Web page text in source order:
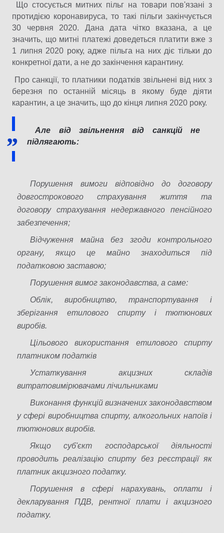
Що стосується митних пільг на товари пов'язані з
протидією коронавируса, то такі пільги закінчується
30 червня 2020. Дана дата чітко вказана, а це
значить, що митні платежі доведеться платити вже з
1 липня 2020 року, адже пільга на них діє тільки до
конкретної дати, а не до закінчення карантину.
Про санкції, то платники податків звільнені від них з
березня по останній місяць в якому буде діяти
карантин, а це значить, що до кінця липня 2020 року.
Але від звільнення від санкцій не
підлягають:
Порушення вимоги відповідно до договору
довгострокового страхування життя та
договору страхування недержавного пенсійного
забезпечення;
Відчуження майна без згоди контрольного
органу, якщо це майно знаходиться під
податковою заставою;
Порушення вимог законодавства, а саме:
Облік, виробництво, транспортування і
зберігання етилового спирту і тютюнових
виробів.
Цільового використання етилового спирту
платником податків
Устаткування акцизних складів
витратовимірювачами лічильниками
Виконання функцій визначених законодавством
у сфері виробництва спирту, алкогольних напоїв і
тютюнових виробів.
Якщо суб'єкт господарської діяльності
проводить реалізацію спирту без реєстрації як
платник акцизного податку.
Порушення в сфері нарахувань, оплати і
декларування ПДВ, рентної плати і акцизного
податку.